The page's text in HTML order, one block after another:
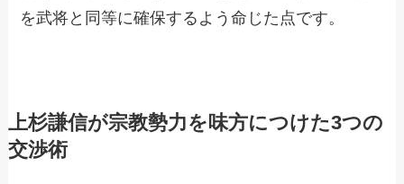
を武将と同等に確保するよう命じた点です。
上杉謙信が宗教勢力を味方につけた3つの
交渉術